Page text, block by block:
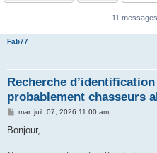
11 messages
Fab77
Recherche
probablement chasseurs
M
s
mar. juil. 07, 2026 11:00 am
Bonjour,